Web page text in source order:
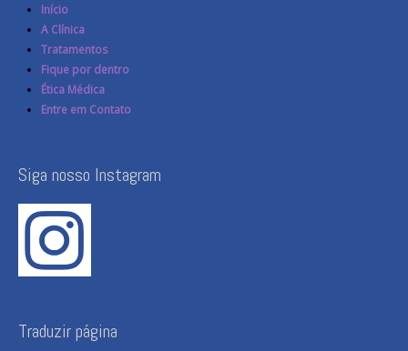
Início
A Clínica
Tratamentos
Fique por dentro
Ética Médica
Entre em Contato
Siga nosso Instagram
Traduzir página